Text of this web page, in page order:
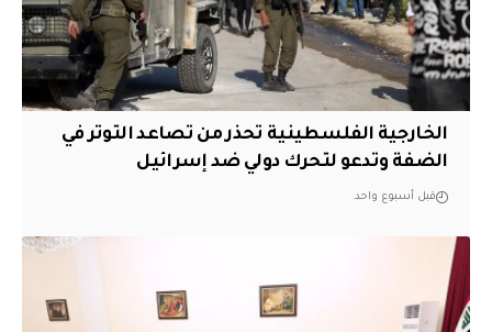
الخارجية الفلسطينية تحذر من تصاعد التوتر في
الضفة وتدعو لتحرك دولي ضد إسرائيل
قبل أسبوع واحد